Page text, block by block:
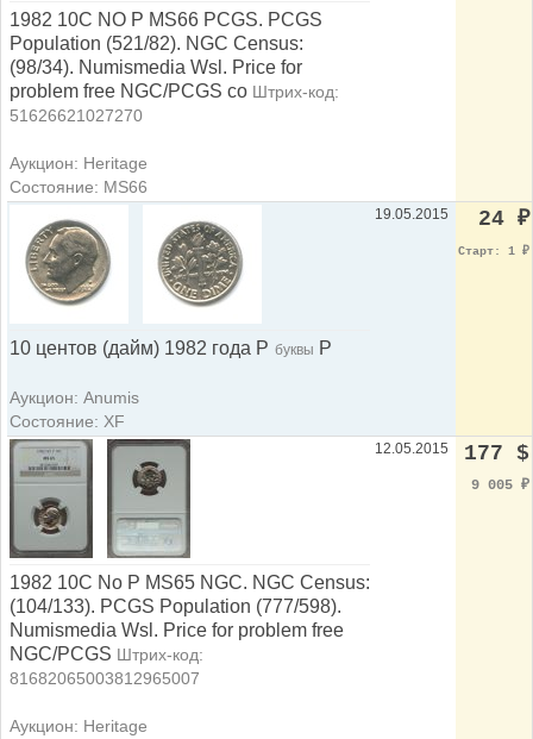
1982 10C NO P MS66 PCGS. PCGS
Population (521/82). NGC Census:
(98/34). Numismedia Wsl. Price for
problem free NGC/PCGS co Штрих-код:
51626621027270
Аукцион: Heritage
Состояние: MS66
10 центов (дайм) 1982 года P буквы P
Аукцион: Anumis
Состояние: XF
19.05.2015 24 ₽
Старт: 1 ₽
1982 10C No P MS65 NGC. NGC Census:
(104/133). PCGS Population (777/598).
Numismedia Wsl. Price for problem free
NGC/PCGS Штрих-код:
81682065003812965007
Аукцион: Heritage
12.05.2015 177 $
9 005 ₽